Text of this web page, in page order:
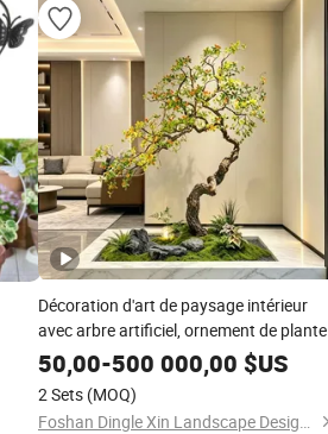
Décoration d'art de paysage intérieur
avec arbre artificiel, ornement de plante
50,00-500 000,00 $US
2 Sets (MOQ)
Foshan Dingle Xin Landscape Design Co., Ltd.